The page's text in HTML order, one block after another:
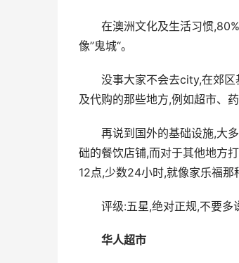
在澳洲文化及生活习惯
像”鬼城“。
没事大家不会去city,在郊
及代购的那些地方,例如超市、
再说到国外的基础设施,大
础的餐饮店铺,而对于其他地方
12点,少数24小时,就像家乐福那
评级:五星,绝对正规,不要多
华人超市